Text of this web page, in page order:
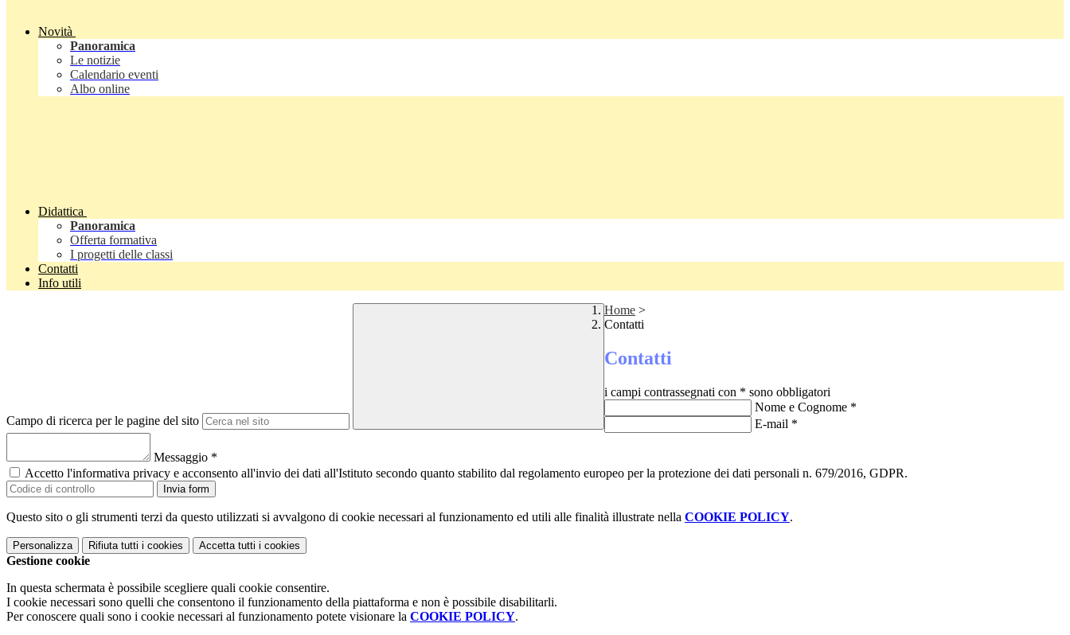
Novità
Panoramica
Le notizie
Calendario eventi
Albo online
Didattica
Panoramica
Offerta formativa
I progetti delle classi
Contatti
Info utili
Campo di ricerca per le pagine del sito
Home >
Contatti
Contatti
i campi contrassegnati con * sono obbligatori
Nome e Cognome *
E-mail *
Messaggio *
Accetto l'informativa privacy e acconsento all'invio dei dati all'Istituto secondo quanto stabilito dal regolamento europeo per la protezione dei dati personali n. 679/2016, GDPR.
Invia form
Questo sito o gli strumenti terzi da questo utilizzati si avvalgono di cookie necessari al funzionamento ed utili alle finalità illustrate nella COOKIE POLICY.
Personalizza Rifiuta tutti i cookies Accetta tutti i cookies
Gestione cookie
In questa schermata è possibile scegliere quali cookie consentire.
I cookie necessari sono quelli che consentono il funzionamento della piattaforma e non è possibile disabilitarli.
Per conoscere quali sono i cookie necessari al funzionamento potete visionare la COOKIE POLICY.